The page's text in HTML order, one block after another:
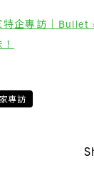
特企專訪｜Bullet
專訪